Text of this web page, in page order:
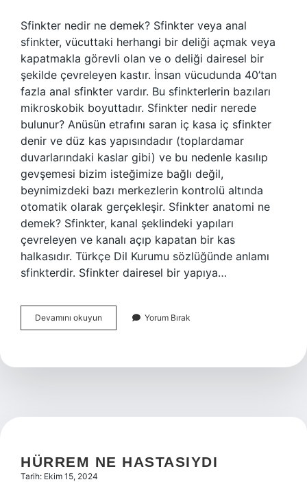
Sfinkter nedir ne demek? Sfinkter veya anal
sfinkter, vücuttaki herhangi bir deliği açmak veya
kapatmakla görevli olan ve o deliği dairesel bir
şekilde çevreleyen kastır. İnsan vücudunda 40’tan
fazla anal sfinkter vardır. Bu sfinkterlerin bazıları
mikroskobik boyuttadır. Sfinkter nedir nerede
bulunur? Anüsün etrafını saran iç kasa iç sfinkter
denir ve düz kas yapısındadır (toplardamar
duvarlarındaki kaslar gibi) ve bu nedenle kasılıp
gevşemesi bizim isteğimize bağlı değil,
beynimizdeki bazı merkezlerin kontrolü altında
otomatik olarak gerçekleşir. Sfinkter anatomi ne
demek? Sfinkter, kanal şeklindeki yapıları
çevreleyen ve kanalı açıp kapatan bir kas
halkasıdır. Türkçe Dil Kurumu sözlüğünde anlamı
sfinkterdir. Sfinkter dairesel bir yapıya…
Devamını okuyun
Yapı
Yorum Bırak
HÜRREM NE HASTASIYDI
Tarih: Ekim 15, 2024